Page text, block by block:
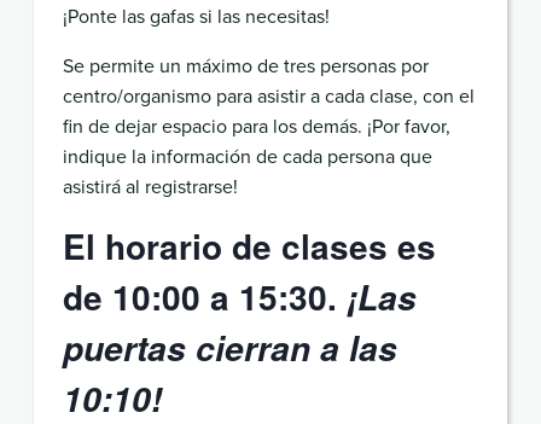
¡Ponte las gafas si las necesitas!
Se permite un máximo de tres personas por
centro/organismo para asistir a cada clase, con el
fin de dejar espacio para los demás. ¡Por favor,
indique la información de cada persona que
asistirá al registrarse!
El horario de clases es
de 10:00 a 15:30. ¡Las
puertas cierran a las
10:10!